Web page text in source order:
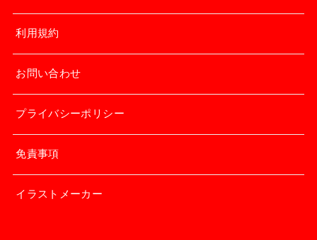
利用規約
お問い合わせ
プライバシーポリシー
免責事項
イラストメーカー